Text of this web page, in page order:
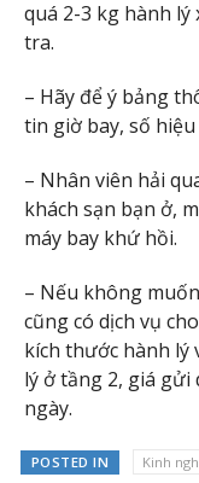
quá 2-3 kg hành lý
tra.
– Hãy để ý bảng
tin giờ bay, số hiệu
– Nhân viên hải
khách sạn bạn ở,
máy bay khứ hồi.
– Nếu không
cũng có dịch vụ
kích thước hành lý
lý ở tầng 2, giá gửi
ngày.
POSTED IN Kinh